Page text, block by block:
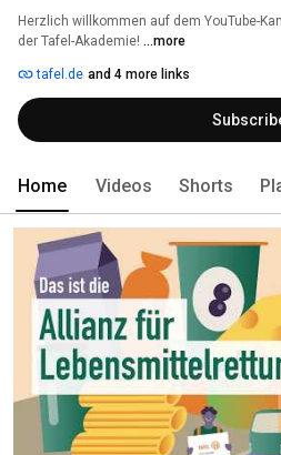
Herzlich willkommen auf dem YouTube-
der Tafel-Akademie! ...more
tafel.de and 4 more links
Home Videos Shorts